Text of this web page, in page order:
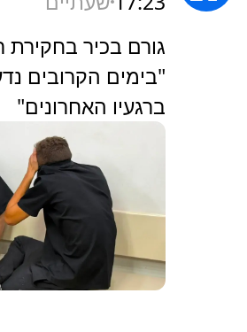
גורם בכיר בחקירת
"בימים הקרובים
ברגעיו האחרונים"